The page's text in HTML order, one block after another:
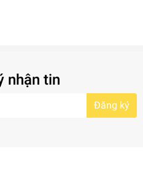
nhận tin
Đăng ký